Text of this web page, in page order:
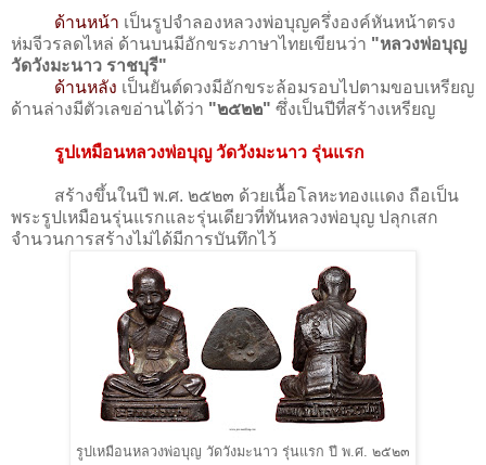
ด้านหน้า เป็นรูปจำลองหลวงพ่อบุญครึ่งองค์หันหน้าตรง
ห่มจีวรลดไหล่ ด้านบนมีอักขระภาษาไทยเขียนว่า "หลวงพ่อบุญ
วัดวังมะนาว ราชบุรี"
ด้านหลัง เป็นยันต์ดวงมีอักขระล้อมรอบไปตามขอบเหรียญ
ด้านล่างมีตัวเลขอ่านได้ว่า "๒๕๒๒" ซึ่งเป็นปีที่สร้างเหรียญ
รูปเหมือนหลวงพ่อบุญ วัดวังมะนาว รุ่นแรก
สร้างขึ้นในปี พ.ศ. ๒๕๒๓ ด้วยเนื้อโลหะทองแเดง ถือเป็น
พระรูปเหมือนรุ่นแรกและรุ่นเดียวที่ทันหลวงพ่อบุญ ปลุกเสก
จำนวนการสร้างไม่ได้มีการบันทึกไว้
รูปเหมือนหลวงพ่อบุญ วัดวังมะนาว รุ่นแรก ปี พ.ศ. ๒๕๒๓